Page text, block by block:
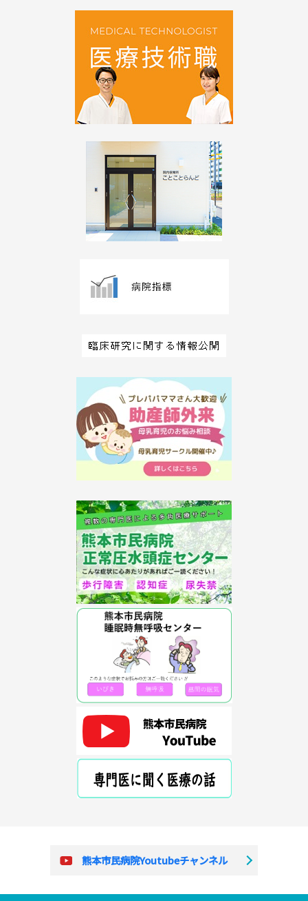
熊本市民病院Youtubeチャンネル